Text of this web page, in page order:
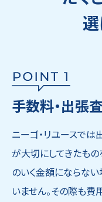
手数料・出張
ニーゴ・リユースで
が大切にしてきたも
のいく金額にならな
いません。その際も